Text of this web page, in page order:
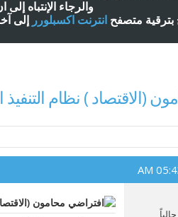
والرجاء الإنتباه
بترقية متصفح انترنت اكسبلورر إلى
(الاقتصاد ) نظام
05:43
محامون